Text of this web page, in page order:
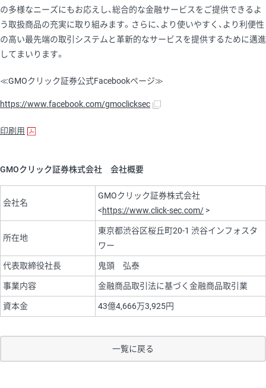
の多様なニーズにもお応えし、総合的な金融サービスをご提供できるよ
う取扱商品の充実に取り組みます。さらに、より使いやすく、より利便性
の高い最先端の取引システムと革新的なサービスを提供するために邁進
してまいります。
≪GMOクリック証券公式Facebookページ≫
https://www.facebook.com/gmoclicksec
印刷用
GMOクリック証券株式会社 会社概要
会社名
GMOクリック証券株式会社
<https://www.click-sec.com/ >
所在地
東京都渋谷区桜丘町20-1 渋谷インフォスタ
ワー
代表取締役社長 鬼頭 弘泰
事業内容 金融商品取引法に基づく金融商品取引業
資本金 43億4,666万3,925円
一覧に戻る